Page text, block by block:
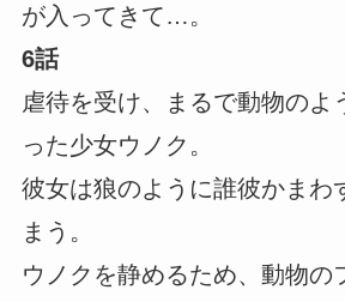
が入ってきて…。
6話
虐待を受け、まるで動物のよ
った少女ウノク。
彼女は狼のように誰彼かまわ
まう。
ウノクを静めるため、動物の